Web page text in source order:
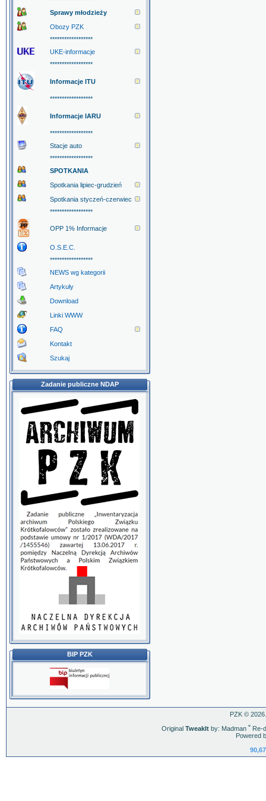
Sprawy młodzieży
Obozy PZK
******************
UKE-informacje
******************
Informacje ITU
******************
Informacje IARU
******************
Stacje auto
******************
SPOTKANIA
Spotkania lipiec-grudzień
Spotkania styczeń-czerwiec
******************
OPP 1% Informacje
O.S.E.C.
******************
NEWS wg kategorii
Artykuły
Download
Linki WWW
FAQ
Kontakt
Szukaj
Zadanie publiczne NDAP
BIP PZK
PZK ©
Original TweakItby: Madman ˇRe-
Powered